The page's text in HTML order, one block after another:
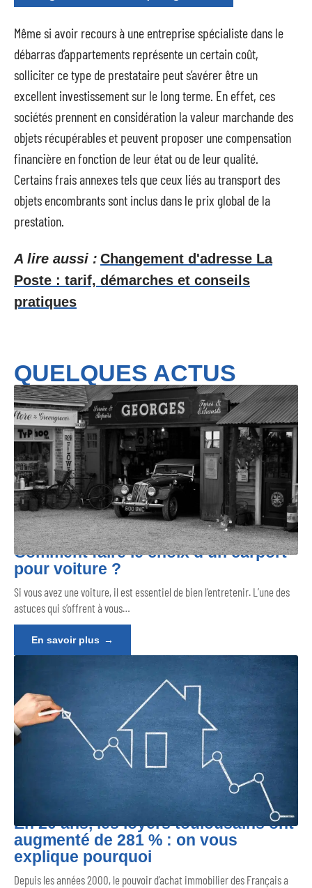
Même si avoir recours à une entreprise spécialiste dans le
débarras d’appartements représente un certain coût,
solliciter ce type de prestataire peut s’avérer être un
excellent investissement sur le long terme. En effet, ces
sociétés prennent en considération la valeur marchande des
objets récupérables et peuvent proposer une compensation
financière en fonction de leur état ou de leur qualité.
Certains frais annexes tels que ceux liés au transport des
objets encombrants sont inclus dans le prix global de la
prestation.
A lire aussi : Changement d'adresse La
Poste : tarif, démarches et conseils
pratiques
QUELQUES ACTUS
Comment faire le choix d’un carport
pour voiture ?
Si vous avez une voiture, il est essentiel de bien l’entretenir. L’une des
astuces qui s’offrent à vous…
En savoir plus
En 20 ans, les loyers toulousains ont
augmenté de 281 % : on vous
explique pourquoi
Depuis les années 2000, le pouvoir d’achat immobilier des Français a